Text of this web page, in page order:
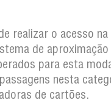
realizar o acesso
de
para esta
nesta
de cartões.